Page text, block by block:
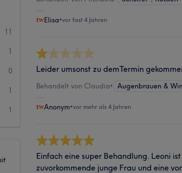
11
1
0
1
1
Elisa•vor fast 4 Jahren
Leider umsonst zu demTermin
Behandelt von Claudia• Augenbrauen &
Anonym•vor mehr als 4 Jahren
Einfach eine super Behandlung. Leoni
zuvorkommende junge Frau und eine